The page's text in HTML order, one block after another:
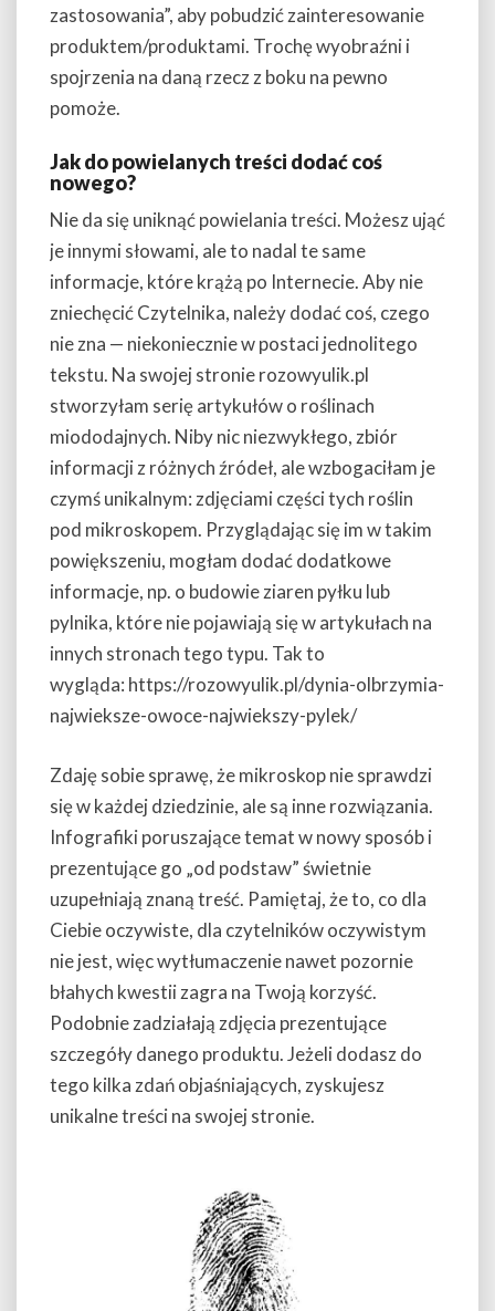
zastosowania”, aby pobudzić zainteresowanie
produktem/produktami. Trochę wyobraźni i
spojrzenia na daną rzecz z boku na pewno
pomoże.
Jak do powielanych treści dodać coś
nowego?
Nie da się uniknąć powielania treści. Możesz ująć
je innymi słowami, ale to nadal te same
informacje, które krążą po Internecie. Aby nie
zniechęcić Czytelnika, należy dodać coś, czego
nie zna — niekoniecznie w postaci jednolitego
tekstu. Na swojej stronie rozowyulik.pl
stworzyłam serię artykułów o roślinach
miododajnych. Niby nic niezwykłego, zbiór
informacji z różnych źródeł, ale wzbogaciłam je
czymś unikalnym: zdjęciami części tych roślin
pod mikroskopem. Przyglądając się im w takim
powiększeniu, mogłam dodać dodatkowe
informacje, np. o budowie ziaren pyłku lub
pylnika, które nie pojawiają się w artykułach na
innych stronach tego typu. Tak to
wygląda: https://rozowyulik.pl/dynia-olbrzymia-
najwieksze-owoce-najwiekszy-pylek/
Zdaję sobie sprawę, że mikroskop nie sprawdzi
się w każdej dziedzinie, ale są inne rozwiązania.
Infografiki poruszające temat w nowy sposób i
prezentujące go „od podstaw” świetnie
uzupełniają znaną treść. Pamiętaj, że to, co dla
Ciebie oczywiste, dla czytelników oczywistym
nie jest, więc wytłumaczenie nawet pozornie
błahych kwestii zagra na Twoją korzyść.
Podobnie zadziałają zdjęcia prezentujące
szczegóły danego produktu. Jeżeli dodasz do
tego kilka zdań objaśniających, zyskujesz
unikalne treści na swojej stronie.